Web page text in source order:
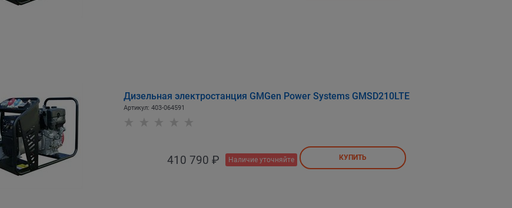
Дизельная электростанция GMGen Power Systems GMSD210LTE
Артикул: 403-064591
410 790 ₽ Наличие уточняйте КУПИТЬ